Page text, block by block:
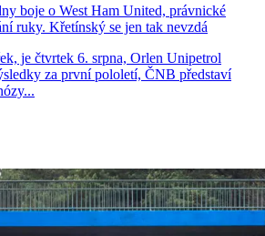
boje o West Ham United, právnické
ruky. Křetínský se jen tak nevzdá
je čtvrtek 6. srpna, Orlen Unipetrol
za první pololetí, ČNB představí